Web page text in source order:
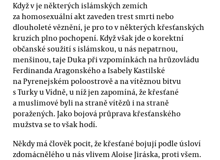
Když v je některých islámských zemích
za homosexuální akt zaveden trest smrti nebo
dlouholeté věznění, je pro to v některých křesťanských
kruzích plno pochopení. Když však jde o korektní
občanské soužití s islámskou, u nás nepatrnou,
menšinou, taje Duka při vzpomínkách na hrůzovládu
Ferdinanda Aragonského a Isabely Kastilské
na Pyrenejském poloostrově a na vítěznou bitvu
s Turky u Vídně, u níž jen zapomíná, že křesťané
a muslimové byli na straně vítězů i na straně
poražených. Jako bojová průprava křesťanského
mužstva se to však hodí.
Někdy má člověk pocit, že křesťané bojují podle úsloví
zdomácnělého u nás vlivem Aloise Jiráska, proti všem.